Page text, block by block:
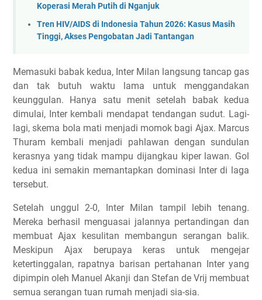
Koperasi Merah Putih di Nganjuk
Tren HIV/AIDS di Indonesia Tahun 2026: Kasus Masih
Tinggi, Akses Pengobatan Jadi Tantangan
Memasuki babak kedua, Inter Milan langsung tancap gas
dan tak butuh waktu lama untuk menggandakan
keunggulan. Hanya satu menit setelah babak kedua
dimulai, Inter kembali mendapat tendangan sudut. Lagi-
lagi, skema bola mati menjadi momok bagi Ajax. Marcus
Thuram kembali menjadi pahlawan dengan sundulan
kerasnya yang tidak mampu dijangkau kiper lawan. Gol
kedua ini semakin memantapkan dominasi Inter di laga
tersebut.
Setelah unggul 2-0, Inter Milan tampil lebih tenang.
Mereka berhasil menguasai jalannya pertandingan dan
membuat Ajax kesulitan membangun serangan balik.
Meskipun Ajax berupaya keras untuk mengejar
ketertinggalan, rapatnya barisan pertahanan Inter yang
dipimpin oleh Manuel Akanji dan Stefan de Vrij membuat
semua serangan tuan rumah menjadi sia-sia.